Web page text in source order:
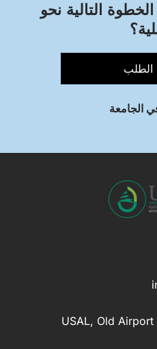
التالية نحو
الطلب
الجامعة
USAL, Old